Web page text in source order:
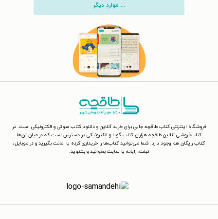
... موارد دیگر
فروشگاه اینترنتی کتاب طاقچه جایی برای خرید آنلاین و دانلود کتاب صوتی و الکترونیکی است. در
کتاب‌فروشی آنلاین طاقچه هزاران کتاب گویا و الکترونیکی در دسترس است که در میان آن‌ها
کتاب رایگان هم وجود دارد. شما می‌توانید کتاب‌ها را خریداری کرده یا امانت بگیرید و در موبایل،
تبلت، رایانه یا سایت بخوانید و بشنوید.